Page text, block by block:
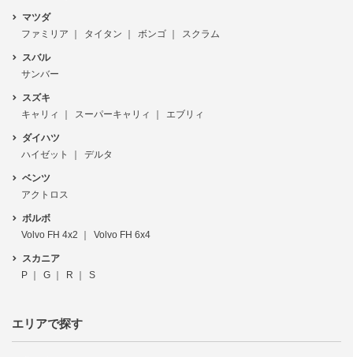
マツダ
ファミリア
タイタン ボンゴ スクラム
スバル
サンバー
スズキ
キャリィ
スーパーキャリィ エブリィ
ダイハツ
ハイゼット
デルタ
ベンツ
アクトロス
ボルボ
Volvo FH 4x2
Volvo FH 6x4
スカニア
P
G R S
エリアで探す